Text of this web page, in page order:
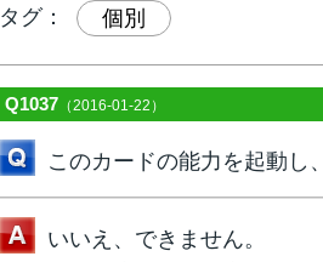
タグ： 個別
Q1037 （2016-01-22）
このカードの能力を起動し
いいえ、できません。